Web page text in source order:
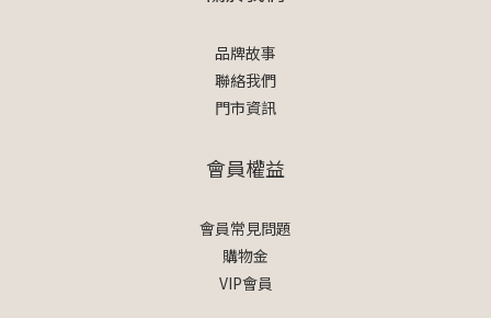
品牌故事
聯絡我們
門市資訊
會員權益
會員常見問題
購物金
VIP會員